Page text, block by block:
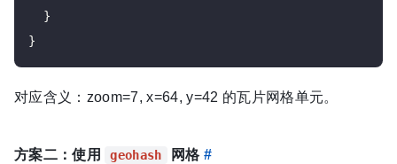
  }
对应含义：zoom=7, x=64, y=42 的瓦片网格单元。
方案二：使用 geohash 网格 #